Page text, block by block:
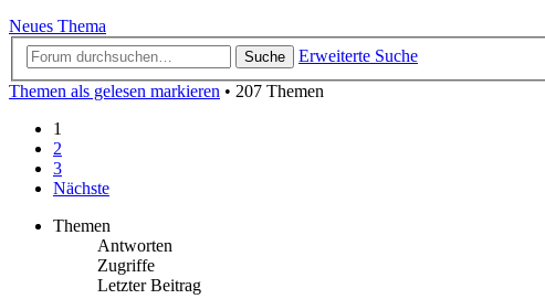
Neues Thema
Suche
Erweiterte Suche
Themen als gelesen markieren • 207 Themen
1
2
3
Nächste
Themen
Antworten
Zugriffe
Letzter Beitrag